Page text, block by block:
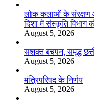
लोक कलाओं के संरक्षण
दिशा में संस्कृति विभाग
August 5, 2026
सशक्त बचपन, समृद्ध
August 5, 2026
मंत्रिपरिषद के निर्णय
August 5, 2026